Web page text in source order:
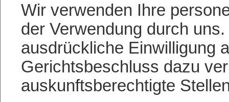
Wir verwenden Ihre
der Verwendung durch
ausdrückliche Einwilligung
Gerichtsbeschluss dazu
auskunftsberechtigte